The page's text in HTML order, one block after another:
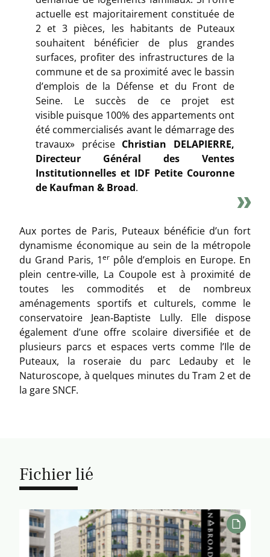
actuelle est majoritairement constituée de
2 et 3 pièces, les habitants de Puteaux
souhaitent bénéficier de plus grandes
surfaces, profiter des infrastructures de la
commune et de sa proximité avec le bassin
d’emplois de la Défense et du Front de
Seine. Le succès de ce projet est
visible puisque 100% des appartements ont
été commercialisés avant le démarrage des
travaux» précise Christian
DELAPIERRE,
Directeur Général des Ventes
Institutionnelles et IDF Petite Couronne
de Kaufman & Broad.
Aux portes de Paris, Puteaux bénéficie d’un fort
dynamisme économique au sein de la métropole
du Grand Paris, 1erpôle d’emplois en Europe. En
plein centre‐ville, La Coupole est à proximité de
toutes les commodités et de nombreux
aménagements sportifs et culturels, comme le
conservatoire Jean‐Baptiste Lully. Elle dispose
également d’une offre scolaire diversifiée et de
plusieurs parcs et espaces verts comme l’Ile de
Puteaux, la roseraie du parc Ledauby et le
Naturoscope, à quelques minutes du Tram 2 et de
la gare SNCF.
Fichier lié